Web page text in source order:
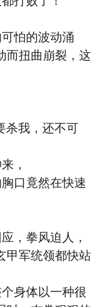
怕的波动涌
而扭曲崩裂，这
杀我，还不可
，
口竟然在快速
，拳风迫人，
甲军统领都快站
身体以一种很